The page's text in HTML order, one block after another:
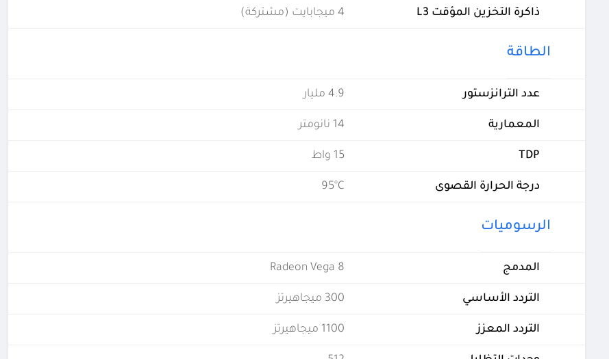
ذاكرة التخزين المؤقت L3 4 ميجابايت (مشتركة)
الطاقة
عدد الترانزستور 4.9 مليار
المعمارية 14 نانومتر
TDP 15 واط
درجة الحرارة القصوى 95°C
الرسوميات
المدمج Radeon Vega 8
التردد الأساسي 300 ميجاهيرتز
التردد المعزز 1100 ميجاهيرتز